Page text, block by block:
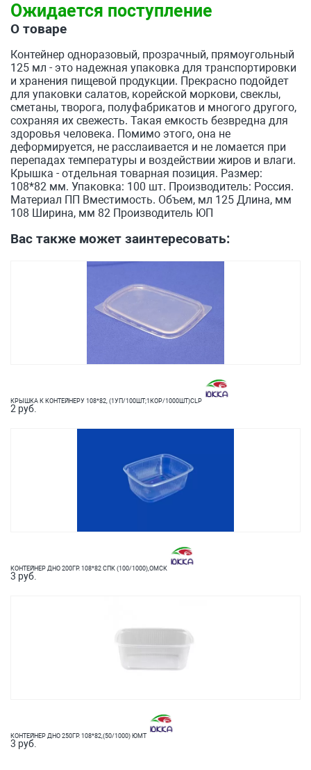
Ожидается поступление
О товаре
Контейнер одноразовый, прозрачный, прямоугольный
125 мл - это надежная упаковка для транспортировки
и хранения пищевой продукции. Прекрасно подойдет
для упаковки салатов, корейской моркови, свеклы,
сметаны, творога, полуфабрикатов и многого другого,
сохраняя их свежесть. Такая емкость безвредна для
здоровья человека. Помимо этого, она не
деформируется, не расслаивается и не ломается при
перепадах температуры и воздействии жиров и влаги.
Крышка - отдельная товарная позиция. Размер:
108*82 мм. Упаковка: 100 шт. Производитель: Россия.
Материал ПП Вместимость. Объем, мл 125 Длина, мм
108 Ширина, мм 82 Производитель ЮП
Вас также может заинтересовать:
КРЫШКА К КОНТЕЙНЕРУ 108*82, (1УП/100ШТ;1КОР/1000ШТ)CLP
2 руб.
КОНТЕЙНЕР ДНО 200ГР. 108*82 СПК (100/1000),ОМСК
3 руб.
КОНТЕЙНЕР ДНО 250ГР. 108*82,(50/1000) ЮМТ
3 руб.